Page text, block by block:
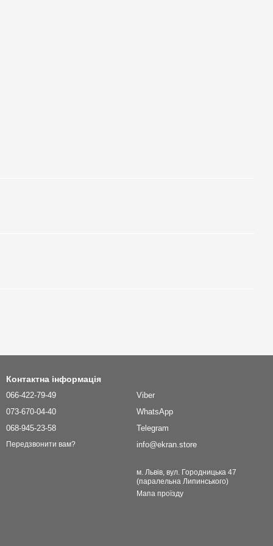
Контактна інформація
066-422-79-49
073-670-04-40
068-945-23-58
Передзвонити вам?
Viber
WhatsApp
Telegram
info@ekran.store
м. Львів, вул. Городницька 47
(паралельна Липинського)
Мапа проїзду